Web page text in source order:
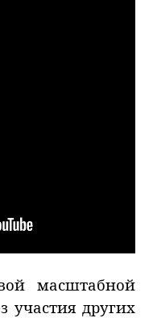
масштабной
участия других